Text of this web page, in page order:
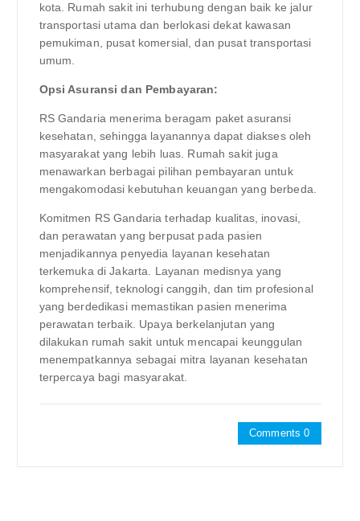
kota. Rumah sakit ini terhubung dengan baik ke jalur
transportasi utama dan berlokasi dekat kawasan
pemukiman, pusat komersial, dan pusat transportasi
umum.
Opsi Asuransi dan Pembayaran:
RS Gandaria menerima beragam paket asuransi
kesehatan, sehingga layanannya dapat diakses oleh
masyarakat yang lebih luas. Rumah sakit juga
menawarkan berbagai pilihan pembayaran untuk
mengakomodasi kebutuhan keuangan yang berbeda.
Komitmen RS Gandaria terhadap kualitas, inovasi,
dan perawatan yang berpusat pada pasien
menjadikannya penyedia layanan kesehatan
terkemuka di Jakarta. Layanan medisnya yang
komprehensif, teknologi canggih, dan tim profesional
yang berdedikasi memastikan pasien menerima
perawatan terbaik. Upaya berkelanjutan yang
dilakukan rumah sakit untuk mencapai keunggulan
menempatkannya sebagai mitra layanan kesehatan
terpercaya bagi masyarakat.
Comments 0